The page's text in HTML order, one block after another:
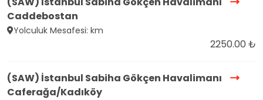
Caddebostan
Yolculuk Mesafesi: km
2250.00 ₺
(SAW) İstanbul Sabiha Gökçen Havalimanı
Caferağa/Kadıköy